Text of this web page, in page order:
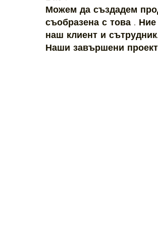
Можем да създадем
съобразена с това .
наш клиент и сътрудник.
Наши завършени